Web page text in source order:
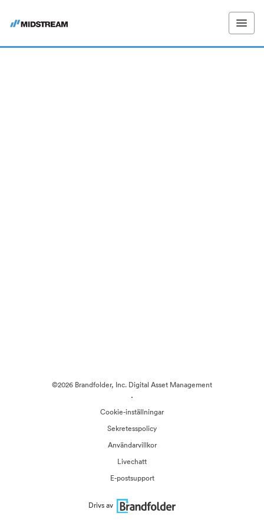
©2026 Brandfolder, Inc. Digital Asset Management
·
Cookie-inställningar
Sekretesspolicy
Användarvillkor
Livechatt
E-postsupport
Drivs av